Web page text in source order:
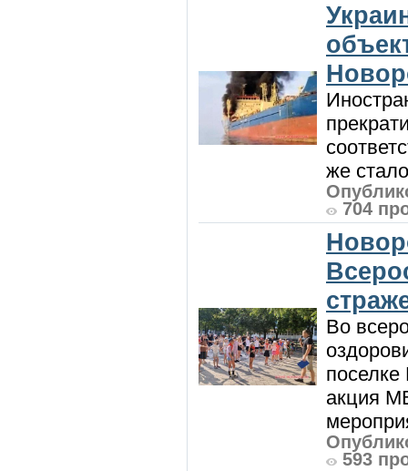
же
704
Во
акция
593